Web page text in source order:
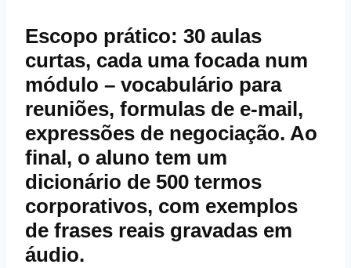
Escopo prático: 30 aulas
curtas, cada uma focada num
módulo – vocabulário para
reuniões, formulas de e‑mail,
expressões de negociação. Ao
final, o aluno tem um
dicionário de 500 termos
corporativos, com exemplos
de frases reais gravadas em
áudio.